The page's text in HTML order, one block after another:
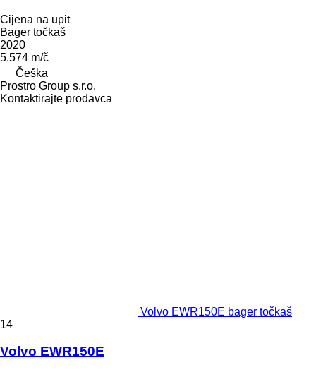
Cijena na upit
Bager točkaš
2020
5.574 m/č
Češka
Prostro Group s.r.o.
Kontaktirajte prodavca
Volvo EWR150E bager točkaš
14
Volvo EWR150E